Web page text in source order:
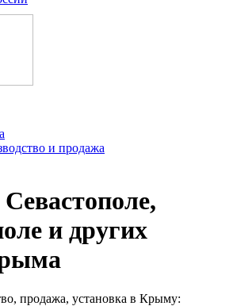
и продажа
и других
продажа, установка в Крыму: